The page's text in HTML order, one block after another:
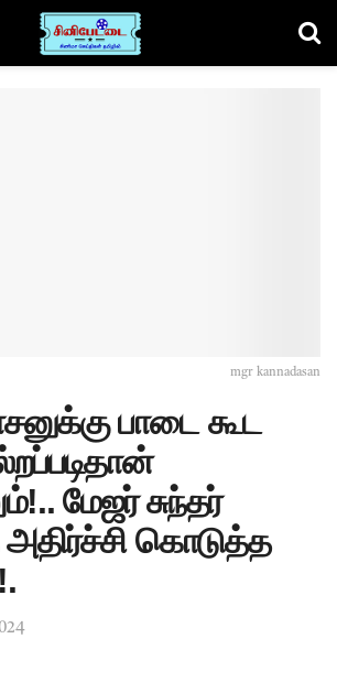
mgr kannadasan
பாடை கூட
மேஜர் சுந்தர்
அதிர்ச்சி கொடுத்த